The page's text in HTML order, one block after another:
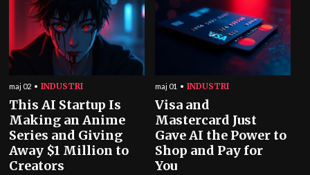
maj 02 INDUSTRI
This AI Startup Is
Making an Anime
Series and Giving
Away $1 Million to
Creators
maj 01 INDUSTRI
Visa and
Mastercard Just
Gave AI the Power to
Shop and Pay for
You